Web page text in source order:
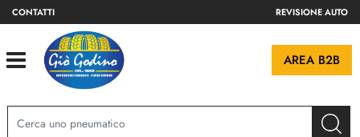
CONTATTI REVISIONE AUTO
Open AREA B2B